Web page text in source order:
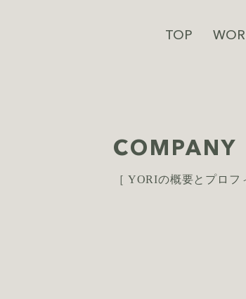
TOP
COMPANY
［ YORIの概要とプロフ